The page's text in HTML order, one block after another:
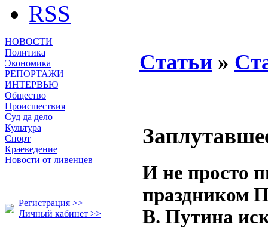
RSS
НОВОСТИ
Политика
Экономика
РЕПОРТАЖИ
ИНТЕРВЬЮ
Общество
Происшествия
Суд да дело
Культура
Спорт
Краеведение
Новости от ливенцев
Регистрация >>
Личный кабинет >>
Статьи »
И не просто
праздником
В. Путина